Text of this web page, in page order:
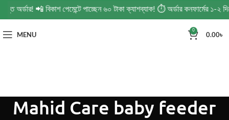
অর্ডার! 📲 বিকাশ পেমেন্টে পাচ্ছেন ৬০ টাকা ক্যাশব্যাক! ⏱️ অর্ডার কনফার্মের
MENU 0 0.00৳
Mahid Care baby feeder